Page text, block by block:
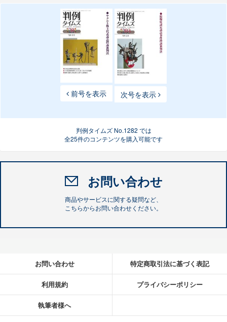
前号を表示 次号を表示
判例タイムズ No.1282 では
全25件のコンテンツを購入可能です
お問い合わせ
商品やサービスに関する疑問など、
こちらからお問い合わせください。
お問い合わせ 特定商取引法に基づく表記
利用規約 プライバシーポリシー
執筆者様へ